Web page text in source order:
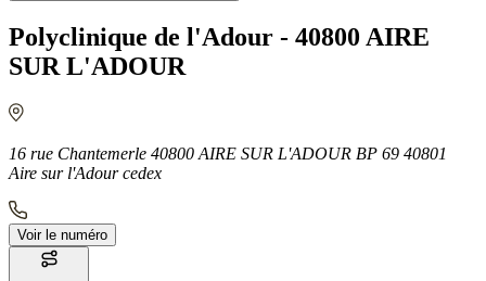
Polyclinique de l'Adour - 40800 AIRE
SUR L'ADOUR
16 rue Chantemerle 40800 AIRE SUR L'ADOUR BP 69 40801
Aire sur l'Adour cedex
Voir le numéro